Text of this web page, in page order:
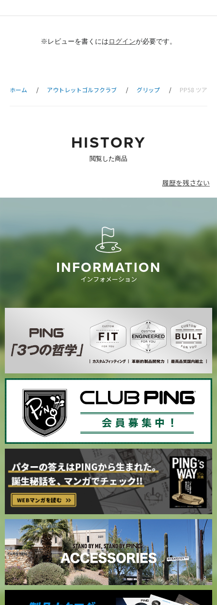
※レビューを書くにはログインが必要です。
ホーム アウトレットゴルフクラブ グリップ PP58 ツアー
HISTORY
閲覧した商品
履歴を残さない
INFORMATION
インフォメーション